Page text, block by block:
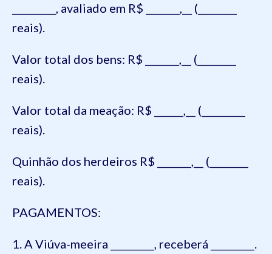
_________, avaliado em R$ _______,__ (________
reais).
Valor total dos bens: R$ _______,__ (________
reais).
Valor total da meação: R$ ______,__ (_________
reais).
Quinhão dos herdeiros R$ _______,__ (________
reais).
PAGAMENTOS:
1. A Viúva-meeira _________, receberá _________.